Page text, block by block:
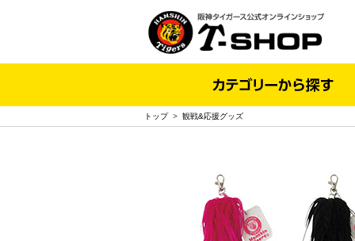
トップ> 観戦&応援グッズ